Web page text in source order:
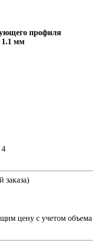
профиля
1.1 мм
заказа)
цену с учетом объема